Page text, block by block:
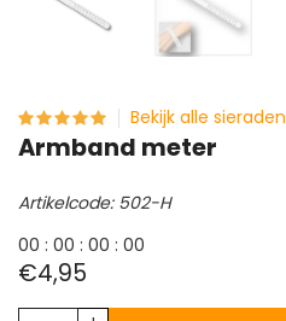
Bekijk alle sieraden
Armband meter
Artikelcode: 502-H
00 : 00 : 00 : 00
€4,95